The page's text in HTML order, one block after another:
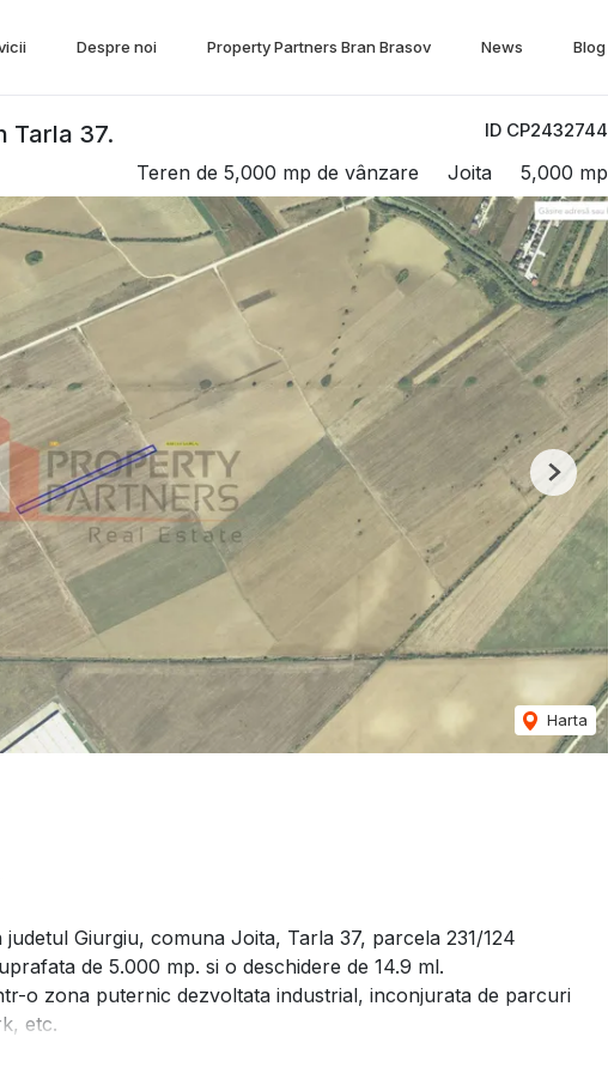
Despre noi Property Partners Bran Brasov News Blog
ID CP2432744
Tarla 37.
Teren de 5,000 mp de vânzare Joita 5,000 mp
Harta
Next
Giurgiu, comuna Joita, Tarla 37, parcela 231/124
de 5.000 mp. si o deschidere de 14.9 ml.
o zona puternic dezvoltata industrial, inconjurata de parcuri
etc.